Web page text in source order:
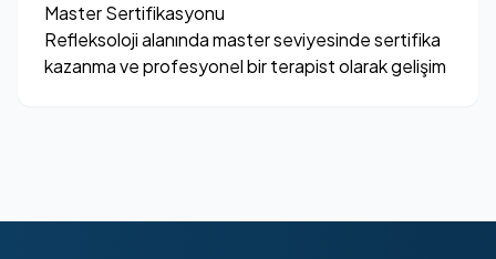
Master Sertifikasyonu
Refleksoloji alanında master seviyesinde sertifika
kazanma ve profesyonel bir terapist olarak gelişim